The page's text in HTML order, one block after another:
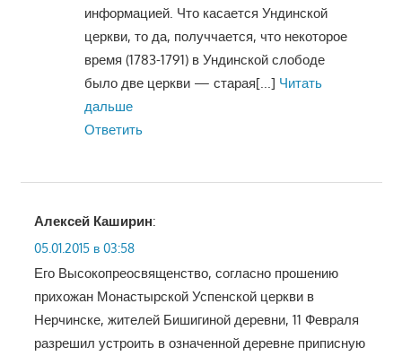
информацией. Что касается Ундинской
церкви, то да, получчается, что некоторое
время (1783-1791) в Ундинской слободе
было две церкви — старая[...] Читать
дальше
Ответить
Алексей Каширин:
05.01.2015 в 03:58
Его Высокопреосвященство, согласно прошению
прихожан Монастырской Успенской церкви в
Нерчинске, жителей Бишигиной деревни, 11 Февраля
разрешил устроить в означенной деревне приписную